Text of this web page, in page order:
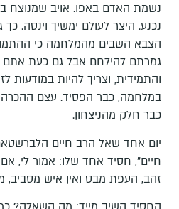
נשמת האדם באפו. אויב
נכנע. היצר לעולם ימשיך וינסה.
הצבא השבים מהמלחמה כי
גמרתם להילחם אבל גם כעת אתם
והתמידית, וצריך להיות
במלחמה, כבר הפסיד. עצם
כבר חלק מהניצחון.
יום אחד שאל הרב חיים
חיים", חסיד אחד שלו: אמור לי,
זהב, העפת מבט ואין איש